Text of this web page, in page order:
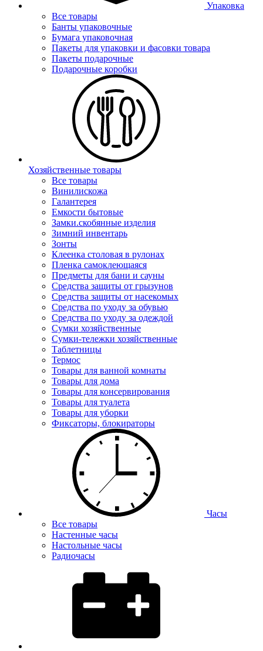
Упаковка
Все товары
Банты упаковочные
Бумага упаковочная
Пакеты для упаковки и фасовки товара
Пакеты подарочные
Подарочные коробки
Хозяйственные товары
Все товары
Винилискожа
Галантерея
Емкости бытовые
Замки.скобянные изделия
Зимний инвентарь
Зонты
Клеенка столовая в рулонах
Пленка самоклеющаяся
Предметы для бани и сауны
Средства защиты от грызунов
Средства защиты от насекомых
Средства по уходу за обувью
Средства по уходу за одеждой
Сумки хозяйственные
Сумки-тележки хозяйственные
Таблетницы
Термос
Товары для ванной комнаты
Товары для дома
Товары для консервирования
Товары для туалета
Товары для уборки
Фиксаторы, блокираторы
Часы
Все товары
Настенные часы
Настольные часы
Радиочасы